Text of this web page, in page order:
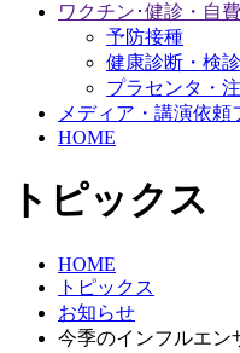
ワクチン･健診・自
予防接種
健康診断・検
プラセンタ・
メディア・講演依頼
HOME
トピックス
HOME
トピックス
お知らせ
今季のインフルエン